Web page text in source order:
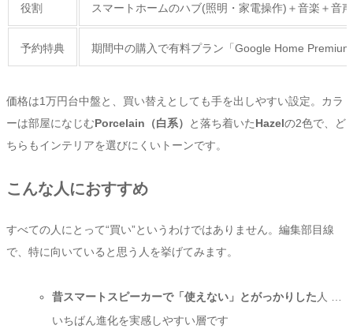
役割 スマートホームのハブ(照明・家電操作)＋音楽＋音
予約特典 期間中の購入で有料プラン「Google Home
価格は1万円台中盤と、買い替えとしても手を出しやすい設定。カラ
ーは部屋になじむPorcelain（白系） と落ち着いたHazelの2色で、ど
ちらもインテリアを選びにくいトーンです。
こんな人におすすめ
すべての人にとって“買い”というわけではありません。編集部目線
で、特に向いていると思う人を挙げてみます。
昔スマートスピーカーで「使えない」とがっかりした 人 …
いちばん進化を実感しやすい層です